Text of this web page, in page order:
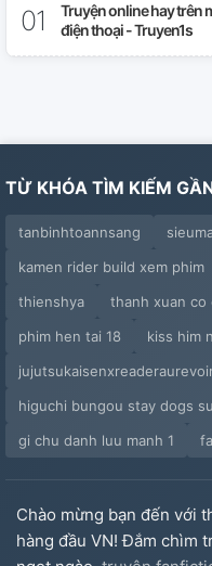
Truyện online hay trên
điện thoại - Truyen1s
TỪ KHÓA TÌM KIẾM
tanbinhtoannsang
kamen rider build xem phim
thienshya
thanh xuan co
phim hen tai 18
kiss him
higuchi bungou stay dogs
gi chu danh luu manh 1
Chào mừng bạn đến với
hàng đầu VN! Đắm chìm